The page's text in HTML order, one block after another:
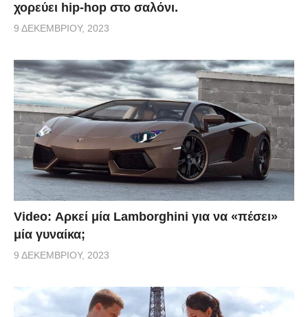
χορεύει hip-hop στο σαλόνι.
9 ΔΕΚΕΜΒΡΊΟΥ, 2023
Video: Αρκεί μία Lamborghini για να «πέσει»
μία γυναίκα;
9 ΔΕΚΕΜΒΡΊΟΥ, 2023